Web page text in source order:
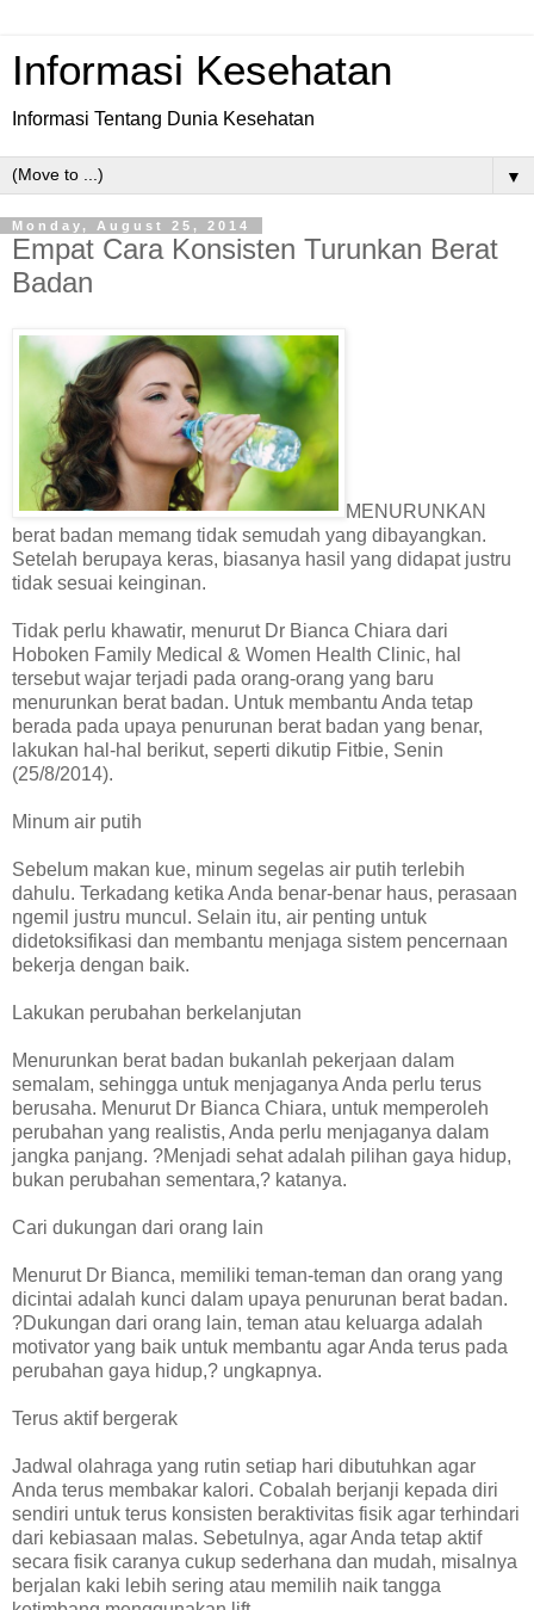
Informasi Kesehatan
Informasi Tentang Dunia Kesehatan
▼
Monday, August 25, 2014
Empat Cara Konsisten Turunkan Berat
Badan
MENURUNKAN
berat badan memang tidak semudah yang dibayangkan.
Setelah berupaya keras, biasanya hasil yang didapat justru
tidak sesuai keinginan.
Tidak perlu khawatir, menurut Dr Bianca Chiara dari
Hoboken Family Medical & Women Health Clinic, hal
tersebut wajar terjadi pada orang-orang yang baru
menurunkan berat badan. Untuk membantu Anda tetap
berada pada upaya penurunan berat badan yang benar,
lakukan hal-hal berikut, seperti dikutip Fitbie, Senin
(25/8/2014).
Minum air putih
Sebelum makan kue, minum segelas air putih terlebih
dahulu. Terkadang ketika Anda benar-benar haus, perasaan
ngemil justru muncul. Selain itu, air penting untuk
didetoksifikasi dan membantu menjaga sistem pencernaan
bekerja dengan baik.
Lakukan perubahan berkelanjutan
Menurunkan berat badan bukanlah pekerjaan dalam
semalam, sehingga untuk menjaganya Anda perlu terus
berusaha. Menurut Dr Bianca Chiara, untuk memperoleh
perubahan yang realistis, Anda perlu menjaganya dalam
jangka panjang. ?Menjadi sehat adalah pilihan gaya hidup,
bukan perubahan sementara,? katanya.
Cari dukungan dari orang lain
Menurut Dr Bianca, memiliki teman-teman dan orang yang
dicintai adalah kunci dalam upaya penurunan berat badan.
?Dukungan dari orang lain, teman atau keluarga adalah
motivator yang baik untuk membantu agar Anda terus pada
perubahan gaya hidup,? ungkapnya.
Terus aktif bergerak
Jadwal olahraga yang rutin setiap hari dibutuhkan agar
Anda terus membakar kalori. Cobalah berjanji kepada diri
sendiri untuk terus konsisten beraktivitas fisik agar terhindari
dari kebiasaan malas. Sebetulnya, agar Anda tetap aktif
secara fisik caranya cukup sederhana dan mudah, misalnya
berjalan kaki lebih sering atau memilih naik tangga